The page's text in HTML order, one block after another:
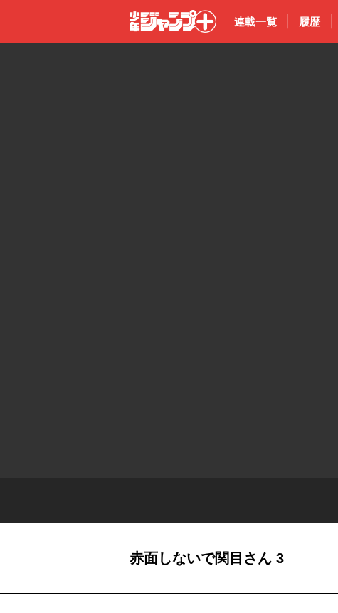
少年ジャン
連載一覧 履歴
赤面しないで関目さん 3